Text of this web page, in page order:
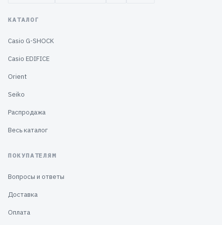
КАТАЛОГ
Casio G-SHOCK
Casio EDIFICE
Orient
Seiko
Распродажа
Весь каталог
ПОКУПАТЕЛЯМ
Вопросы и ответы
Доставка
Оплата